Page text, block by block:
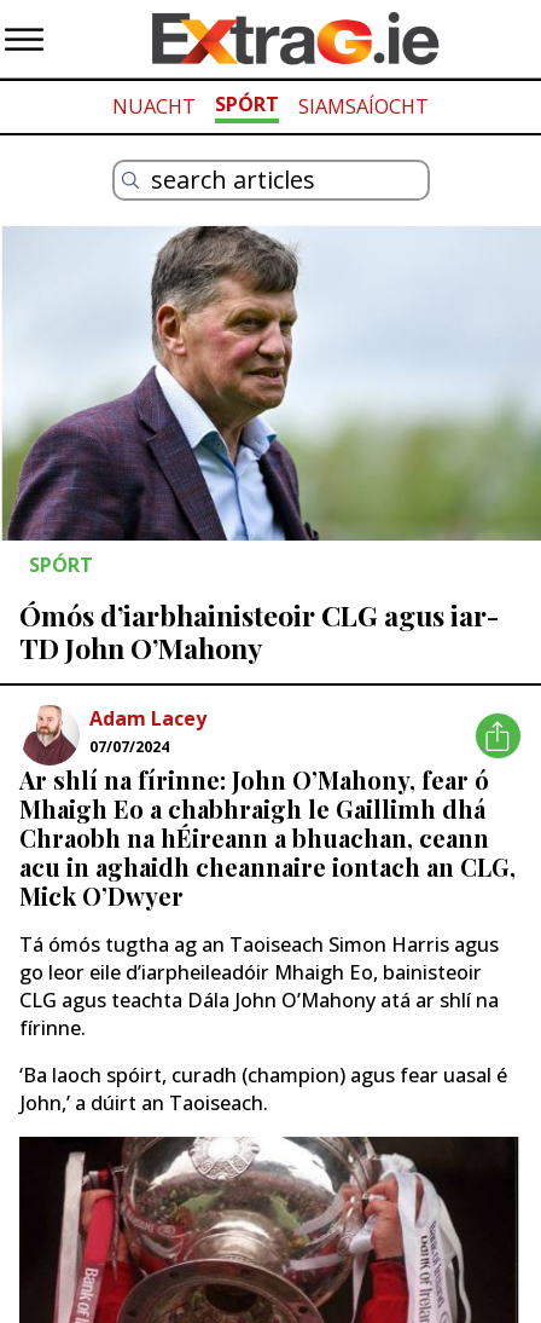
NUACHT SPÓRT SIAMSAÍOCHT
SPÓRT
Ómós d’iarbhainisteoir CLG agus iar-
TD John O’Mahony
Adam Lacey
07/07/2024
Ar shlí na fírinne: John O’Mahony, fear ó
Mhaigh Eo a chabhraigh le Gaillimh dhá
Chraobh na hÉireann a bhuachan, ceann
acu in aghaidh cheannaire iontach an CLG,
Mick O’Dwyer
Tá ómós tugtha ag an Taoiseach Simon Harris agus
go leor eile d’iarpheileadóir Mhaigh Eo, bainisteoir
CLG agus teachta Dála John O’Mahony atá ar shlí na
fírinne.
‘Ba laoch spóirt, curadh (champion) agus fear uasal é
John,’ a dúirt an Taoiseach.